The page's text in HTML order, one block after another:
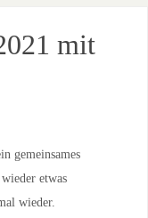
mit
gemeinsames
etwas
wieder.